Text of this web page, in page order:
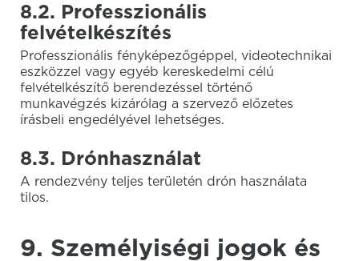
8.2. Professzionális
felvételkészítés
Professzionális fényképezőgéppel, videotechnikai
eszközzel vagy egyéb kereskedelmi célú
felvételkészítő berendezéssel történő
munkavégzés kizárólag a szervező előzetes
írásbeli engedélyével lehetséges.
8.3. Drónhasználat
A rendezvény teljes területén drón használata
tilos.
9. Személyiségi jogok és